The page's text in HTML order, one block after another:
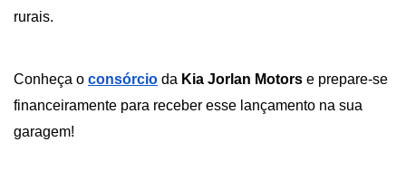
rurais.
Conheça o consórcio da Kia Jorlan Motors e prepare-se
financeiramente para receber esse lançamento na sua
garagem!